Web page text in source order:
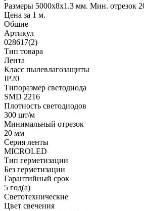
Размеры 5000x8x1.3 мм. Мин. отрезок
Цена за 1 м.
Общие
Артикул
028617(2)
Тип товара
Лента
Класс пылевлагозащиты
IP20
Типоразмер светодиода
SMD 2216
Плотность светодиодов
300 шт/м
Минимальный отрезок
20 мм
Серия ленты
MICROLED
Тип герметизации
Без герметизации
Гарантийный срок
5 год(а)
Светотехнические
Цвет свечения